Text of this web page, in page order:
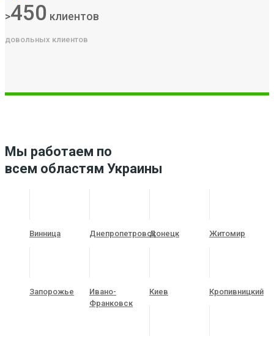
>450 клиентов
довольных клиентов
Мы работаем по
всем областям Украины
Винница ДнепропетровскДонецк Житомир
Запорожье
Ивано-
Франковск
Киев Кропивницкий